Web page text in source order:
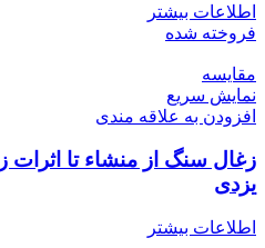
اطلاعات بیشتر
فروخته شده
مقايسه
نمایش سریع
افزودن به علاقه مندی
زغال سنگ از منشاء تا
يزدی
اطلاعات بیشتر